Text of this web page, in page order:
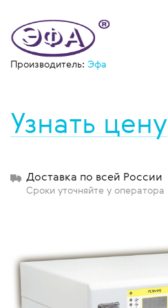
Производитель: Эфа
Узнать цену
Доставка по всей России
Сроки уточняйте у оператора